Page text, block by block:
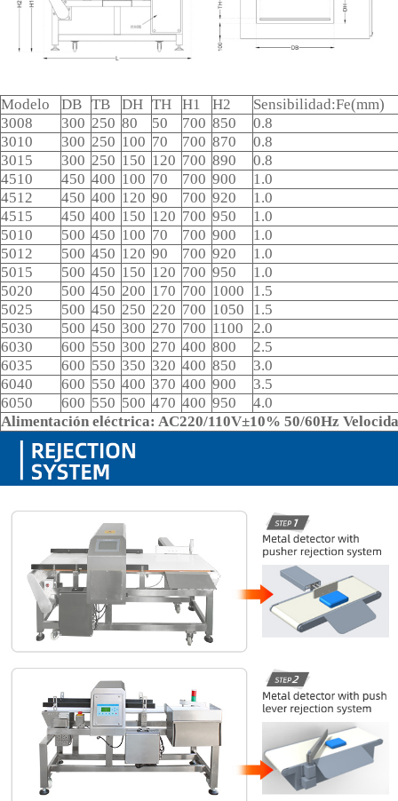
Modelo DB TB DH TH H1 H2
Sensibilidad:Fe(mm)
3008
300 250 80 50 700 850
0.8
3010
300 250 100 70 700 870
0.8
3015
300 250 150 120 700 890
0.8
4510
450 400 100 70 700 900
1.0
4512
450 400 120 90 700 920
1.0
4515
450 400 150 120 700 950
1.0
5010
500 450 100 70 700 900
1.0
5012
500 450 120 90 700 920
1.0
5015
500 450 150 120 700 950
1.0
5020
500 450 200 170 700 1000
1.5
5025
500 450 250 220 700 1050
1.5
5030
500 450 300 270 700 1100
2.0
6030
600 550 300 270 400 800
2.5
6035
600 550 350 320 400 850
3.0
6040
600 550 400 370 400 900
3.5
6050
600 550 500 470 400 950
4.0
Alimentación eléctrica: AC220/110V±10% 50/60Hz